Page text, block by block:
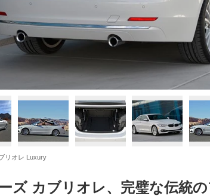
リオレ Luxury
ズ カブリオレ、完璧な伝統